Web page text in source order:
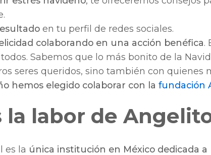
en tu perfil de redes sociales.
colaborando en una acción benéfica.
Sabemos que lo más bonito de la
seres queridos, sino también con quienes
hemos elegido colaborar con la fundación
la labor de
es la única institución en México dedicada